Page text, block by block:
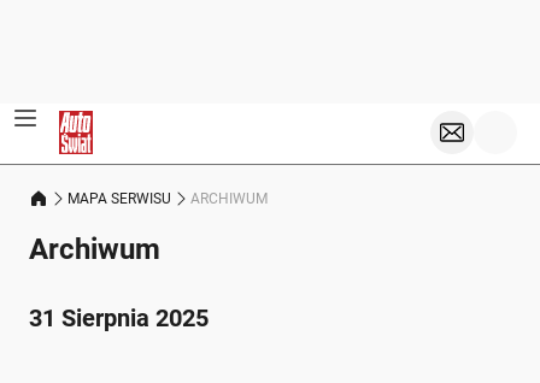
MAPA SERWISU ARCHIWUM
Archiwum
31 Sierpnia 2025